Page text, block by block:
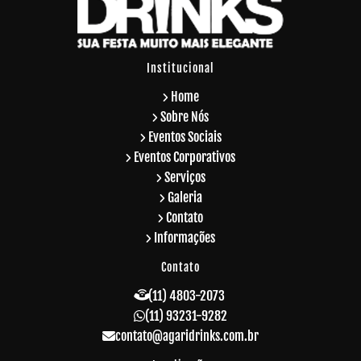
Institucional
Home
Sobre Nós
Eventos Sociais
Eventos Corporativos
Serviços
Galeria
Contato
Informações
Contato
(11) 4803-2073
(11) 93231-9282
contato@agaridrinks.com.br